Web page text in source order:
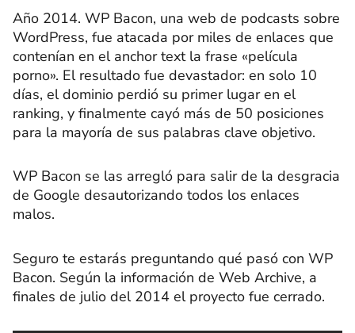
Año 2014. WP Bacon, una web de podcasts sobre
WordPress, fue atacada por miles de enlaces que
contenían en el anchor text la frase «película
porno». El resultado fue devastador: en solo 10
días, el dominio perdió su primer lugar en el
ranking, y finalmente cayó más de 50 posiciones
para la mayoría de sus palabras clave objetivo.
WP Bacon se las arregló para salir de la desgracia
de Google desautorizando todos los enlaces
malos.
Seguro te estarás preguntando qué pasó con WP
Bacon. Según la información de Web Archive, a
finales de julio del 2014 el proyecto fue cerrado.